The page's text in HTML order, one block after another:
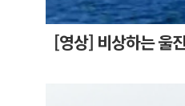
[영상] 비상하는 울